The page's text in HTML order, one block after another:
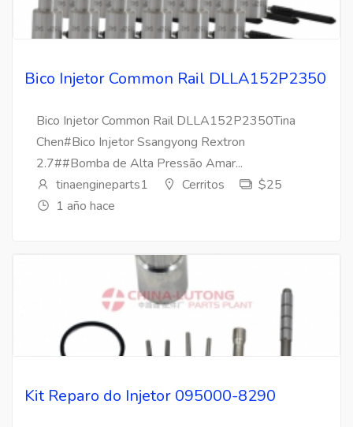
Bico Injetor Common Rail DLLA152P2350
Bico Injetor Common Rail DLLA152P2350Tina
Chen#Bico Injetor Ssangyong Rextron
2.7##Bomba de Alta Pressão Amar...
tinaengineparts1
Cerritos
$25
1 año hace
Kit Reparo do Injetor 095000-8290